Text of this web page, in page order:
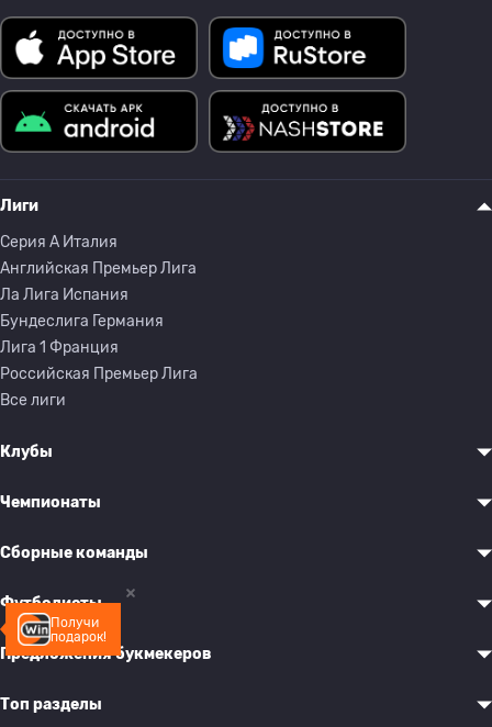
Получи
подарок!
Лиги
Серия A Италия
Английская Премьер Лига
Ла Лига Испания
Бундеслига Германия
Лига 1 Франция
Российская Премьер Лига
Все лиги
Клубы
Чемпионаты
Сборные команды
Футболисты
Предложения букмекеров
Топ разделы